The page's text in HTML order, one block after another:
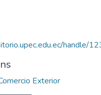
handle/
Exterior